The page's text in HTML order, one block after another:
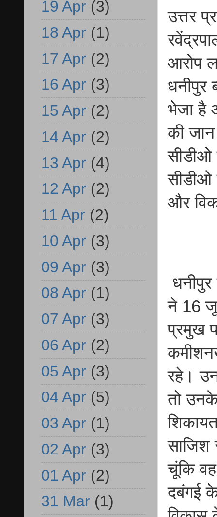
उत्तर
आरोप
धनीपुर
भेजा है
की
सीडीओ
सीडीओ
और
ने 16
प्रमुख
रहे।
तो
चूंकि
दबंगई
19 Apr (3)
18 Apr (1)
17 Apr (2)
16 Apr (3)
15 Apr (2)
14 Apr (2)
13 Apr (4)
12 Apr (2)
11 Apr (2)
10 Apr (3)
09 Apr (3)
08 Apr (1)
07 Apr (3)
06 Apr (2)
05 Apr (3)
04 Apr (5)
03 Apr (1)
02 Apr (3)
01 Apr (2)
31 Mar (1)